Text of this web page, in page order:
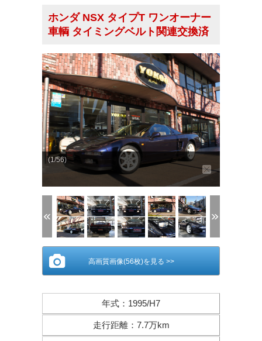
ホンダ NSX タイプT ワンオーナー
車輌 タイミングベルト関連交換済
(1/56)
高画質画像(56枚)を見る >>
年式 ： 1995/H7
走行距離： 7.7万km